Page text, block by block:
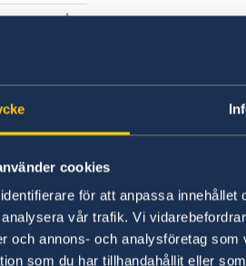
cookies
för att anpassa
vår trafik. Vi
och annons- och analysföretag
som du har tillhandahållit eller
PROGRAM
Last updated 16 Jan